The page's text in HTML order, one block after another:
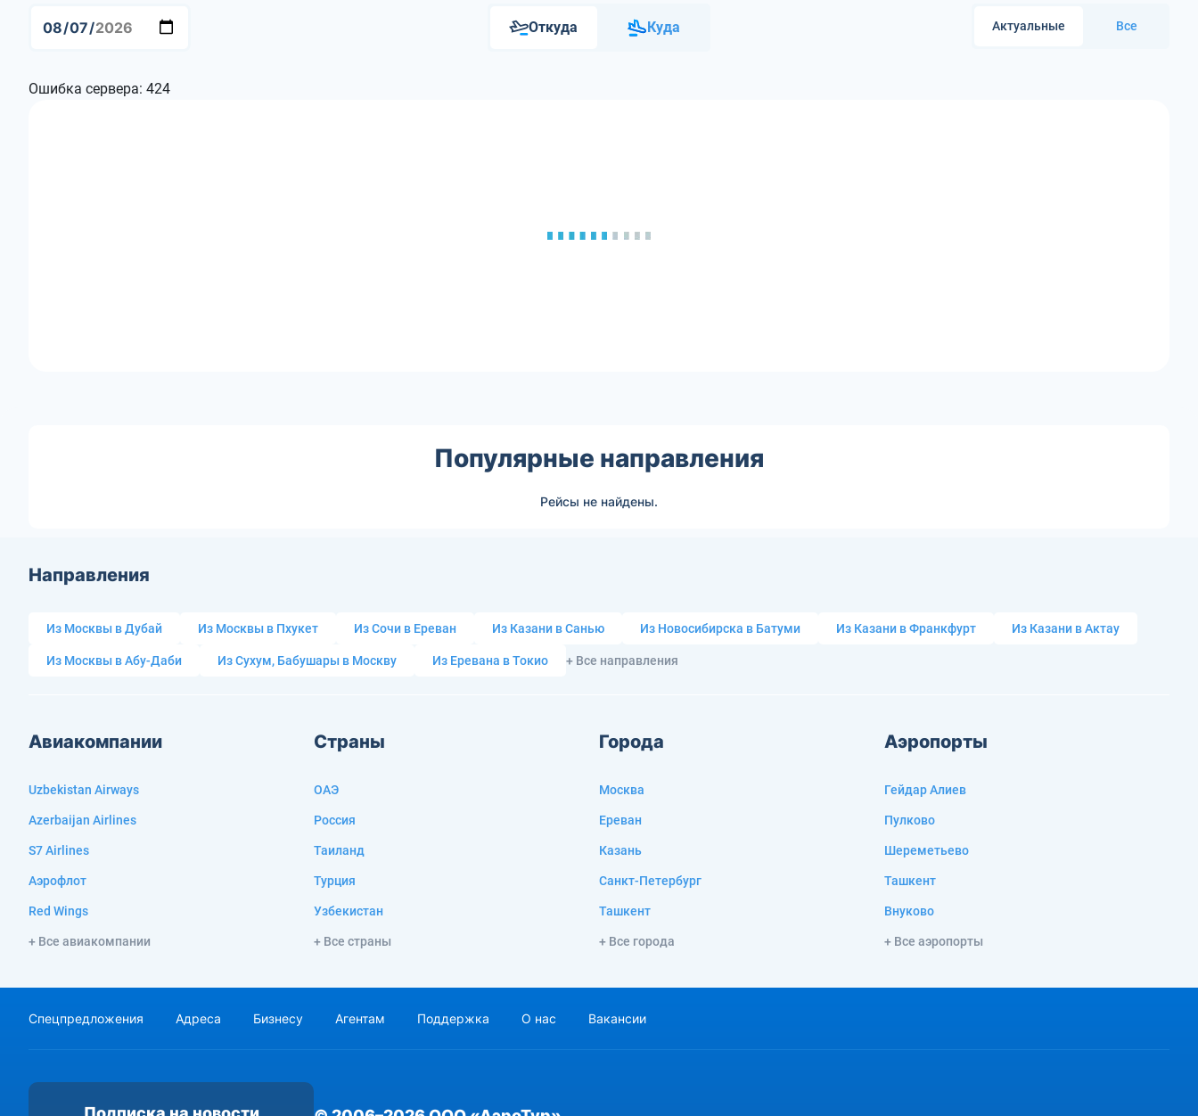
Откуда Куда Актуальные Все
Ошибка сервера: 424
Популярные направления
Рейсы не найдены.
Направления
Из Москвы в Дубай Из Москвы в Пхукет Из Сочи в Ереван Из Казани в Санью Из Новосибирска в Батуми Из Казани в Франкфурт Из Казани в Актау
Из Москвы в Абу-Даби Из Сухум, Бабушары в Москву Из Еревана в Токио + Все направления
Авиакомпании
Uzbekistan Airways
Azerbaijan Airlines
S7 Airlines
Аэрофлот
Red Wings
+ Все авиакомпании
Страны
ОАЭ
Россия
Таиланд
Турция
Узбекистан
+ Все страны
Города
Москва
Ереван
Казань
Санкт-Петербург
Ташкент
+ Все города
Аэропорты
Гейдар Алиев
Пулково
Шереметьево
Ташкент
Внуково
+ Все аэропорты
Спецпредложения Адреса Бизнесу Агентам Поддержка О нас Вакансии